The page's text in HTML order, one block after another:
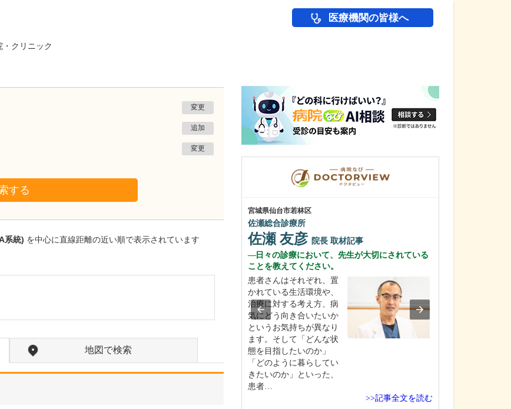
医療機関の皆様へ
・クリニック
変更
追加
変更
する
系統) を中心に直線距離の近い順で表示されています
地図で検索
たかしお内科ハートクリニック
高潮 征爾院長取材記事
を繰り返しながら病状は
だんだん悪くなっていき
ます。大学病院で後進の
育成に取り組みつつ、高
宮城県仙台市若林区
佐瀬総合診療所
佐瀬 友彦 院長 取材記事
日々の診療において、先生が大切にされている
ことを教えてください。
患者さんはそれぞれ、置
かれている生活環境や、
治療に対する考え方、病
気にどう向き合いたいか
というお気持ちが異なり
ます。そして「どんな状
態を目指したいのか」
「どのように暮らしてい
きたいのか」といった、
患者…
>>記事全文を読む